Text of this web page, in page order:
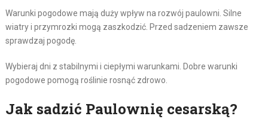
Warunki pogodowe mają duży wpływ na rozwój paulowni. Silne
wiatry i przymrozki mogą zaszkodzić. Przed sadzeniem zawsze
sprawdzaj pogodę.
Wybieraj dni z stabilnymi i ciepłymi warunkami. Dobre warunki
pogodowe pomogą roślinie rosnąć zdrowo.
Jak sadzić Paulownię cesarską?